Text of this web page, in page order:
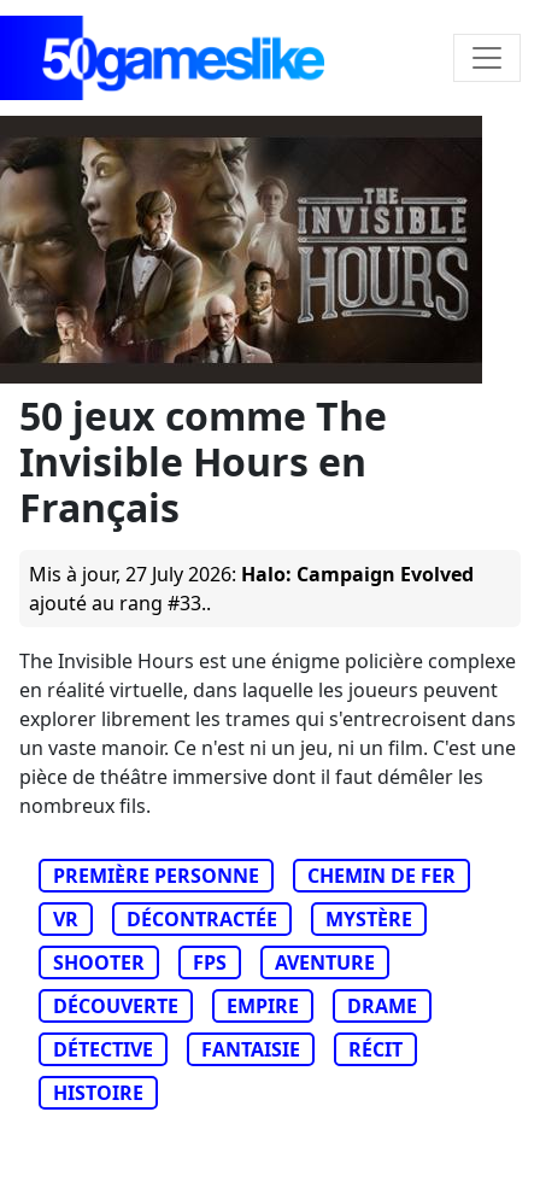
50 jeux comme The
Invisible Hours en
Français
Mis à jour, 27 July 2026: Halo: Campaign Evolved
ajouté au rang #33..
The Invisible Hours est une énigme policière complexe
en réalité virtuelle, dans laquelle les joueurs peuvent
explorer librement les trames qui s'entrecroisent dans
un vaste manoir. Ce n'est ni un jeu, ni un film. C'est une
pièce de théâtre immersive dont il faut démêler les
nombreux fils.
PREMIÈRE PERSONNE
CHEMIN DE FER
VR
DÉCONTRACTÉE
MYSTÈRE
SHOOTER
FPS
AVENTURE
DÉCOUVERTE
EMPIRE
DRAME
DÉTECTIVE
FANTAISIE
RÉCIT
HISTOIRE